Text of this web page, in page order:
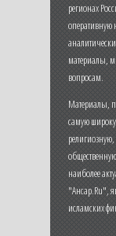
регионах
оперативную
материалы,
вопросам.
Материалы,
самую
наиболее
"Ансар.Ru",
исламских